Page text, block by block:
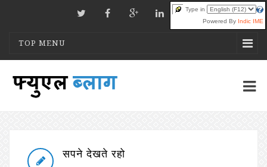
TOP MENU
सपने देखते रहो
Type in
Powered By Indic IME